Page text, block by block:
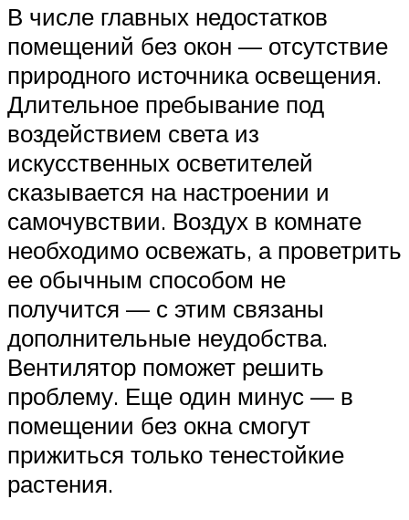
В числе главных недостатков
помещений без окон — отсутствие
природного источника освещения.
Длительное пребывание под
воздействием света из
искусственных осветителей
сказывается на настроении и
самочувствии. Воздух в комнате
необходимо освежать, а проветрить
ее обычным способом не
получится — с этим связаны
дополнительные неудобства.
Вентилятор поможет решить
проблему. Еще один минус — в
помещении без окна смогут
прижиться только тенестойкие
растения.